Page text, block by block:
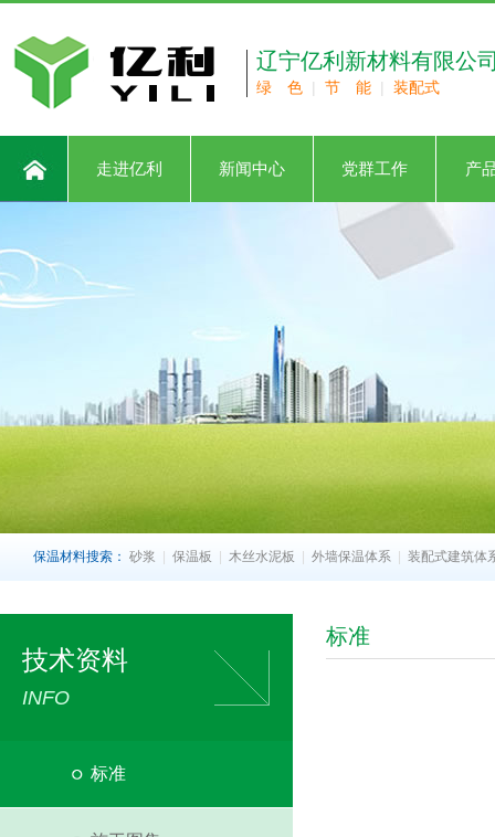
辽宁亿利新材料有限公
绿 色 | 节 能 | 装配式
走进亿利 新闻中心 党群工作 产
保温材料搜索： 砂浆 保温板 木丝水泥板 外墙保温体系 装配式建筑体
技术资料
INFO
标准
标准